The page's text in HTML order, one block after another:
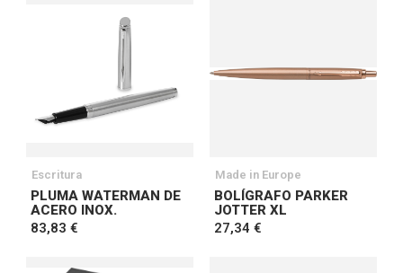
Escritura
PLUMA WATERMAN DE
ACERO INOX.
83,83 €
Made in Europe
BOLÍGRAFO PARKER
JOTTER XL
27,34 €